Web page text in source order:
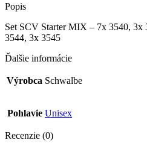
Popis
Set SCV Starter MIX – 7x 3540, 3x
3544, 3x 3545
Ďalšie informácie
Výrobca Schwalbe
Pohlavie Unisex
Recenzie (0)